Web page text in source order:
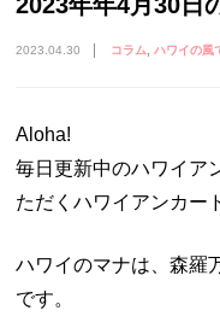
2023.04.30 コラム ハワイの風
Aloha!
毎日更新中のハワイア
ただくハワイアンカー
ハワイのマナは、森羅
です。